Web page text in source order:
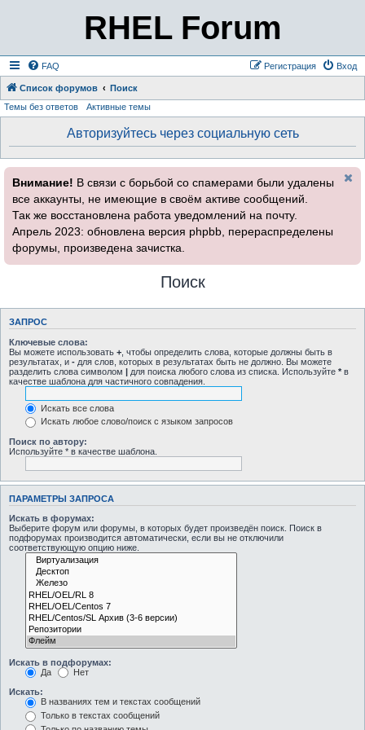
RHEL Forum
FAQ Вход
Регистрация
Список форумов
Поиск
Темы без ответов
Активные темы
Авторизуйтесь через социальную сеть
Внимание! В связи с борьбой со спамерами были удалены
все аккаунты, не имеющие в своём активе сообщений.
Так же восстановлена работа уведомлений на почту.
Апрель 2023: обновлена версия phpbb, перераспределены
форумы, произведена зачистка.
Поиск
ЗАПРОС
Ключевые слова:
Вы можете использовать + , чтобы определить слова, которые должны быть в
результатах, и - для слов, которых в результатах быть не должно. Вы можете
разделить слова символом | для поиска любого слова из списка. Используйте * в
качестве шаблона для частичного совпадения.
Искать все слова
Искать любое слово/поиск с языком запросов
Поиск по автору:
Используйте * в качестве шаблона.
ПАРАМЕТРЫ ЗАПРОСА
Искать в форумах:
Выберите форум или форумы, в которых будет произведён поиск. Поиск в
подфорумах производится автоматически, если вы не отключили
соответствующую опцию ниже.
Искать в подфорумах:
Да
Нет
Искать:
В названиях тем и текстах сообщений
Только в текстах сообщений